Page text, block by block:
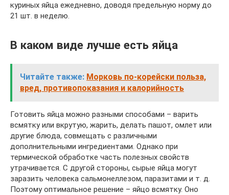
куриных яйца ежедневно, доводя предельную норму до
21 шт. в неделю.
В каком виде лучше есть яйца
Читайте также: Морковь по-корейски польза,
вред, противопоказания и калорийность
Готовить яйца можно разными способами – варить
всмятку или вкрутую, жарить, делать пашот, омлет или
другие блюда, совмещать с различными
дополнительными ингредиентами. Однако при
термической обработке часть полезных свойств
утрачивается. С другой стороны, сырые яйца могут
заразить человека сальмонеллезом, паразитами и т. д.
Поэтому оптимальное решение – яйцо всмятку. Оно